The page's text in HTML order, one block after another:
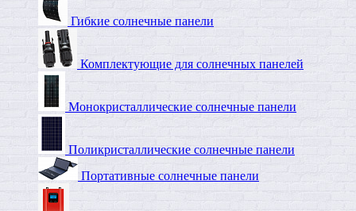
Гибкие солнечные панели
Комплектующие для солнечных панелей
Монокристаллические солнечные панели
Поликристаллические солнечные панели
Портативные солнечные панели